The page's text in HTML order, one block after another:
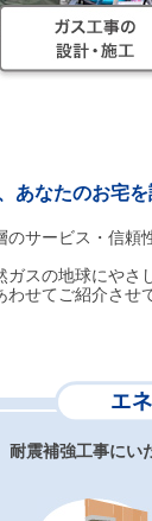
あなたのお宅を
のサービス・信頼
スの地球にやさ
せてご紹介させ
震補強工事に